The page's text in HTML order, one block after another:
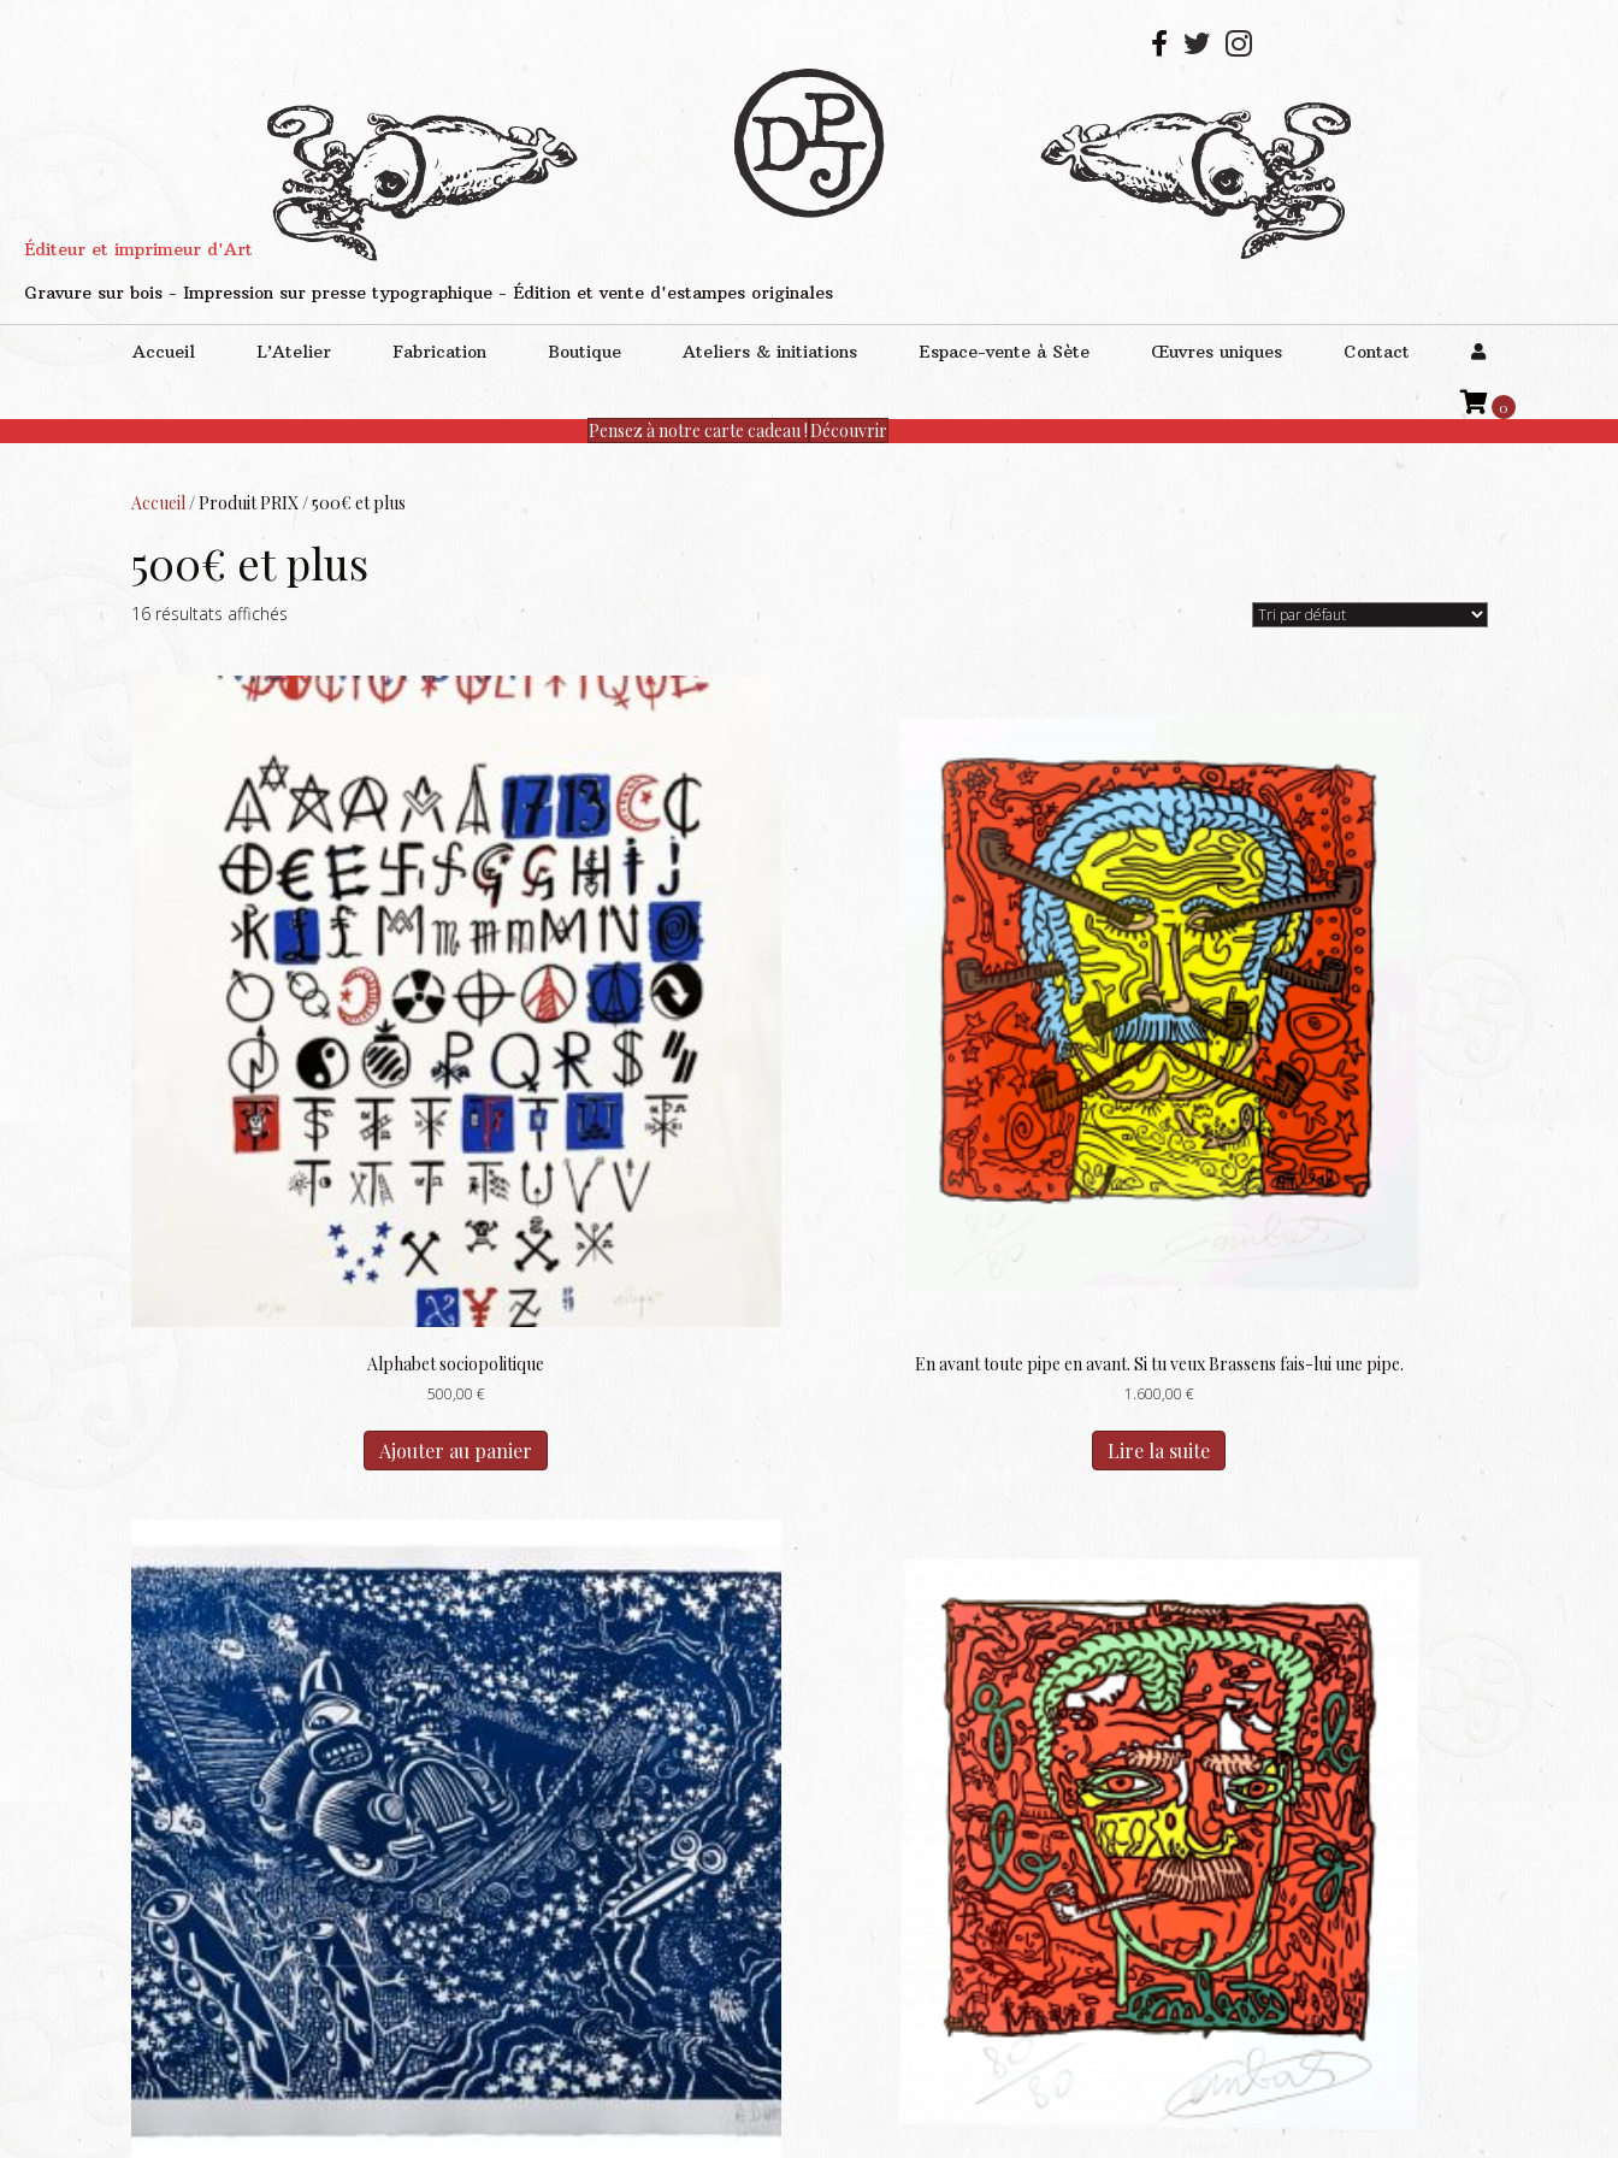
Éditeur et imprimeur d'Art
Gravure sur bois - Impression sur presse typographique - Édition et vente d'estampes originales
Accueil L’Atelier Fabrication Boutique Ateliers & initiations Espace-vente à Sète Œuvres uniques Contact
0
Pensez à notre carte cadeau !Découvrir
Accueil / Produit PRIX / 500€ et plus
500€ et plus
16 résultats affichés
Alphabet sociopolitique
500,00 €
Ajouter au panier
En avant toute pipe en avant. Si tu veux Brassens fais-lui une pipe.
1.600,00 €
Lire la suite